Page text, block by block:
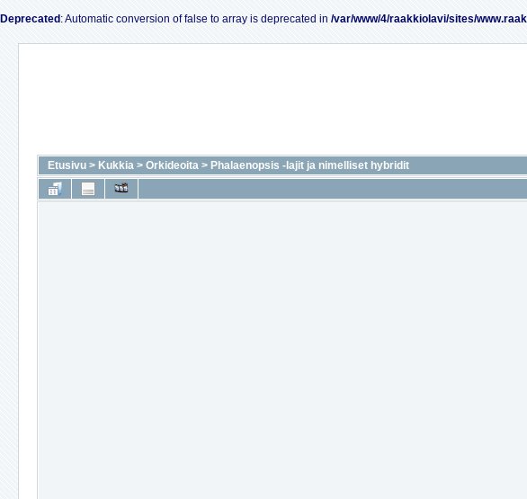
Deprecated : Automatic conversion of false to array is deprecated in /var/www/4/raakkiolavi/sites/
Etusivu > Kukkia > Orkideoita > Phalaenopsis -lajit ja nimelliset hybridit